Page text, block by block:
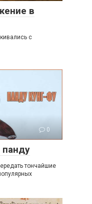
в
с
0
панду
тончайшие